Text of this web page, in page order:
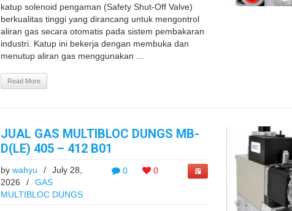
katup solenoid pengaman (Safety Shut-Off Valve)
berkualitas tinggi yang dirancang untuk mengontrol
aliran gas secara otomatis pada sistem pembakaran
industri. Katup ini bekerja dengan membuka dan
menutup aliran gas menggunakan ...
Read More
JUAL GAS MULTIBLOC DUNGS MB-
D(LE) 405 – 412 B01
0 0
by wahyu /
July 28,
2026
/
GAS
MULTIBLOC DUNGS